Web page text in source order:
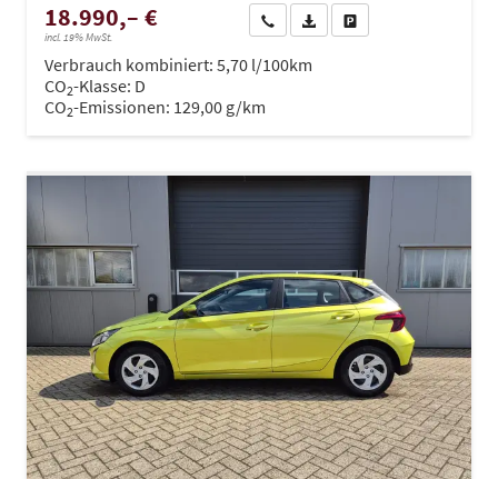
18.990,– €
incl. 19% MwSt.
Wir rufen Sie anPDF-Datei, Fahrzeugexposé
Verbrauch kombiniert: 5,70 l/100km
CO2-Klasse: D
CO2-Emissionen: 129,00 g/km